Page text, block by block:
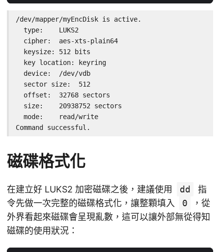
/dev/mapper/myEncDisk is active.
  type:    LUKS2
  cipher:  aes-xts-plain64
  keysize: 512 bits
  key location: keyring
  device:  /dev/vdb
  sector size:  512
  offset:  32768 sectors
  size:    20938752 sectors
  mode:    read/write
Command successful.
磁碟格式化
在建立好 LUKS2 加密磁碟之後，建議使用 dd
指
令先做一次完整的磁碟格式化，讓整顆填入
0
，從
外界看起來磁碟會呈現亂數，這可以讓外部無從得知
磁碟的使用狀況：